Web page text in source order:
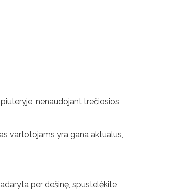
nenaudojant trečiosios
vartotojams yra gana aktualus,
per dešinę, spustelėkite